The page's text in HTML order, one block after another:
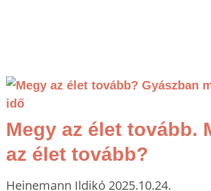
Megy az élet tovább.
az élet tovább?
Heinemann Ildikó 2025.10.24.